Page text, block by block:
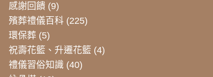
感謝回饋(9)
殯葬禮儀百科(225)
環保葬(5)
祝壽花籃、升遷花籃 (4)
禮儀習俗知識 (40)